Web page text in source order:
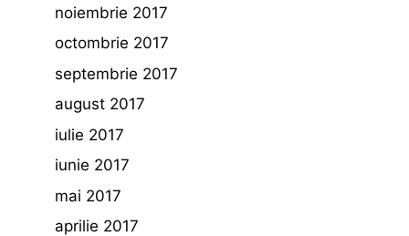
noiembrie 2017
octombrie 2017
septembrie 2017
august 2017
iulie 2017
iunie 2017
mai 2017
aprilie 2017